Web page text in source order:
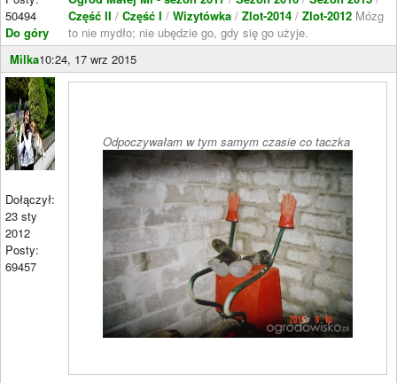
50494
Do góry
Część II / Część I / Wizytówka / Zlot-2014 / Zlot-2012 Mózg
to nie mydło; nie ubędzie go, gdy się go użyje.
Milka10:24, 17 wrz 2015
Dołączył:
23 sty
2012
Posty:
69457
Odpoczywałam w tym samym czasie co taczka